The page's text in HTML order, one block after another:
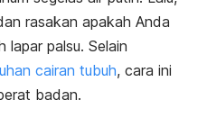
rasakan apakah Anda
lapar palsu. Selain
cairan tubuh, cara ini
badan.